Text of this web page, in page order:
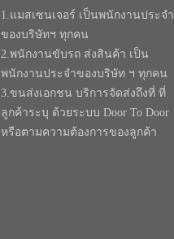
1.แมสเซนเจอร์ เป็นพนักงานประจำ
ของบริษัทฯ ทุกคน
2.พนักงานขับรถ ส่งสินค้า เป็น
พนักงานประจำของบริษัท ฯ ทุกคน
3.ขนส่งเอกชน บริการจัดส่งถึงที่ ที่
ลูกค้าระบุ ด้วยระบบ Door To Door
หรือตามความต้องการของลูกค้า